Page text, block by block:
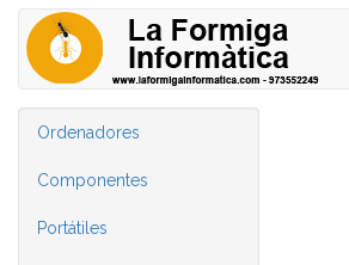
Ordenadores
Componentes
Portátiles